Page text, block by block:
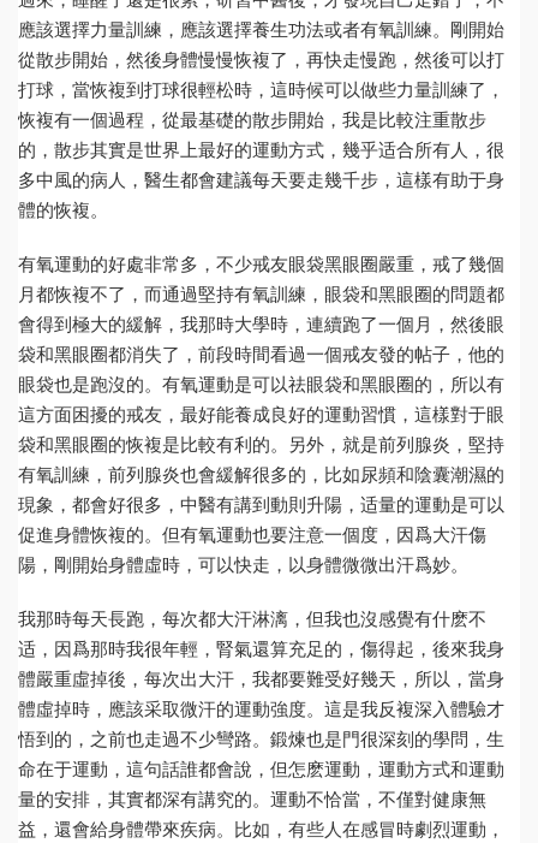
應該選擇力量訓練，應該選擇養生功法或者有氧訓練。剛開始
從散步開始，然後身體慢慢恢複了，再快走慢跑，然後可以打
打球，當恢複到打球很輕松時，這時候可以做些力量訓練了，
恢複有一個過程，從最基礎的散步開始，我是比較注重散步
的，散步其實是世界上最好的運動方式，幾乎适合所有人，很
多中風的病人，醫生都會建議每天要走幾千步，這樣有助于身
體的恢複。
有氧運動的好處非常多，不少戒友眼袋黑眼圈嚴重，戒了幾個
月都恢複不了，而通過堅持有氧訓練，眼袋和黑眼圈的問題都
會得到極大的緩解，我那時大學時，連續跑了一個月，然後眼
袋和黑眼圈都消失了，前段時間看過一個戒友發的帖子，他的
眼袋也是跑沒的。有氧運動是可以祛眼袋和黑眼圈的，所以有
這方面困擾的戒友，最好能養成良好的運動習慣，這樣對于眼
袋和黑眼圈的恢複是比較有利的。另外，就是前列腺炎，堅持
有氧訓練，前列腺炎也會緩解很多的，比如尿頻和陰囊潮濕的
現象，都會好很多，中醫有講到動則升陽，适量的運動是可以
促進身體恢複的。但有氧運動也要注意一個度，因爲大汗傷
陽，剛開始身體虛時，可以快走，以身體微微出汗爲妙。
我那時每天長跑，每次都大汗淋漓，但我也沒感覺有什麽不
适，因爲那時我很年輕，腎氣還算充足的，傷得起，後來我身
體嚴重虛掉後，每次出大汗，我都要難受好幾天，所以，當身
體虛掉時，應該采取微汗的運動強度。這是我反複深入體驗才
悟到的，之前也走過不少彎路。鍛煉也是門很深刻的學問，生
命在于運動，這句話誰都會說，但怎麽運動，運動方式和運動
量的安排，其實都深有講究的。運動不恰當，不僅對健康無
益，還會給身體帶來疾病。比如，有些人在感冒時劇烈運動，